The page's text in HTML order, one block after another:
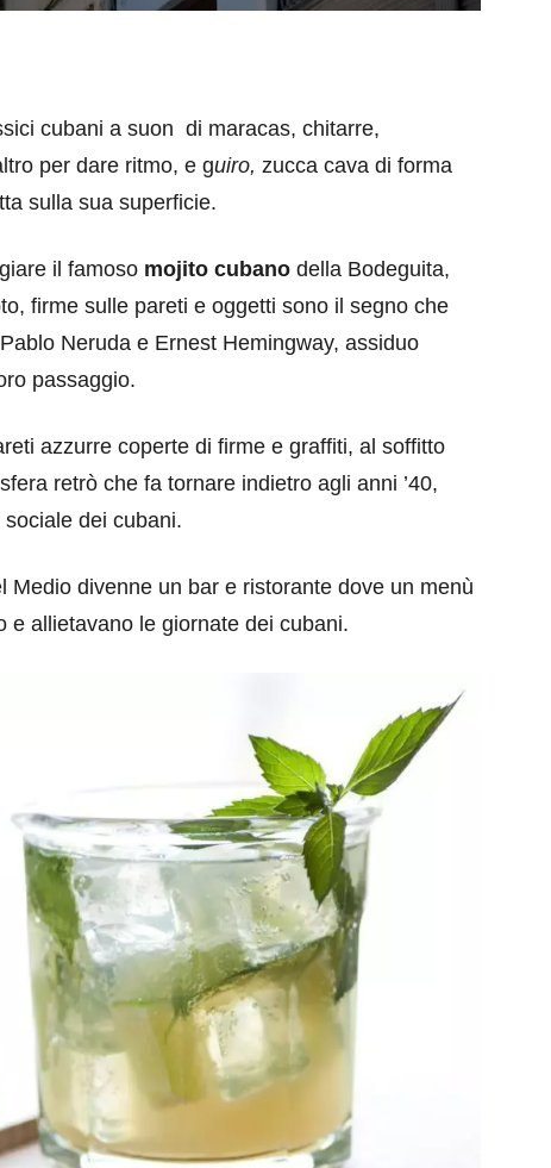
cubani a suon di maracas, chitarre,
per dare ritmo, e guiro, zucca cava di forma
sulla sua superficie.
il famoso mojito cubano della Bodeguita,
firme sulle pareti e oggetti sono il segno che
Neruda e Ernest Hemingway, assiduo
passaggio.
azzurre coperte di firme e graffiti, al soffitto
retrò che fa tornare indietro agli anni ’40,
dei cubani.
divenne un bar e ristorante dove un menù
e allietavano le giornate dei cubani.